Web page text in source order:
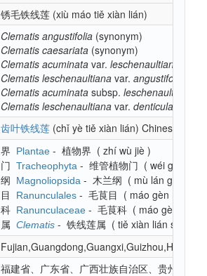
锈毛铁线莲 (xiù máo tiě xiàn lián)
Clematis angustifolia (synonym)
Clematis caesariata (synonym)
Clematis acuminata var. leschenaultiana
Clematis leschenaultiana var. angustifolia
Clematis acuminata subsp. leschenaultiana
Clematis leschenaultiana var. denticulata
齿叶铁线莲 (chǐ yè tiě xiàn lián) Chinese
界 Plantae - 植物界 ( zhí wù jiè )
门 Tracheophyta - 维管植物门 ( wéi guǎn
纲
Magnoliopsida - 木兰纲 ( mù lán gāng
目
Ranunculales - 毛茛目 ( máo gèn mù
科 Ranunculaceae - 毛茛科 ( máo gèn kē
属 Clematis - 铁线莲属 ( tiě xiàn lián shǔ
福建省、广东省、广西壮族自治区、贵州省、